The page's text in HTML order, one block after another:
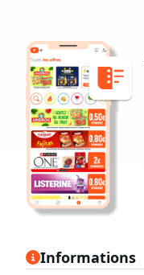
Informations